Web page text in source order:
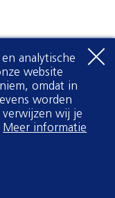
analytische
website
omdat in
worden
wij je
Meer informatie